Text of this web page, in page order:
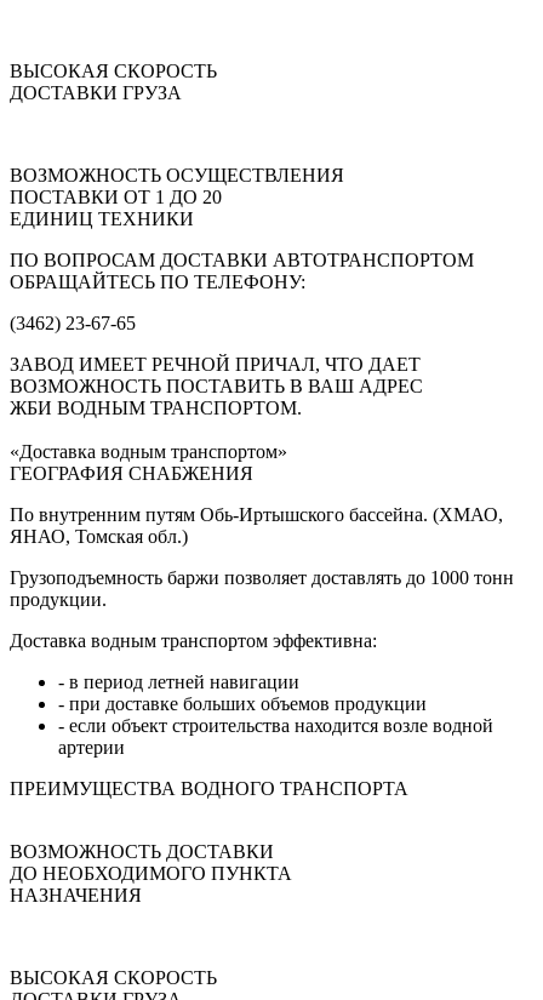
ВЫСОКАЯ СКОРОСТЬ
ДОСТАВКИ ГРУЗА
ВОЗМОЖНОСТЬ ОСУЩЕСТВЛЕНИЯ
ПОСТАВКИ ОТ 1 ДО 20
ЕДИНИЦ ТЕХНИКИ
ПО ВОПРОСАМ ДОСТАВКИ АВТОТРАНСПОРТОМ
ОБРАЩАЙТЕСЬ ПО ТЕЛЕФОНУ:
(3462) 23-67-65
ЗАВОД ИМЕЕТ РЕЧНОЙ ПРИЧАЛ, ЧТО ДАЕТ
ВОЗМОЖНОСТЬ ПОСТАВИТЬ В ВАШ АДРЕС
ЖБИ ВОДНЫМ ТРАНСПОРТОМ.
«Доставка водным транспортом»
ГЕОГРАФИЯ СНАБЖЕНИЯ
По внутренним путям Обь-Иртышского бассейна. (ХМАО,
ЯНАО, Томская обл.)
Грузоподъемность баржи позволяет доставлять до 1000 тонн
продукции.
Доставка водным транспортом эффективна:
- в период летней навигации
- при доставке больших объемов продукции
- если объект строительства находится возле водной
артерии
ПРЕИМУЩЕСТВА ВОДНОГО ТРАНСПОРТА
ВОЗМОЖНОСТЬ ДОСТАВКИ
ДО НЕОБХОДИМОГО ПУНКТА
НАЗНАЧЕНИЯ
ВЫСОКАЯ СКОРОСТЬ